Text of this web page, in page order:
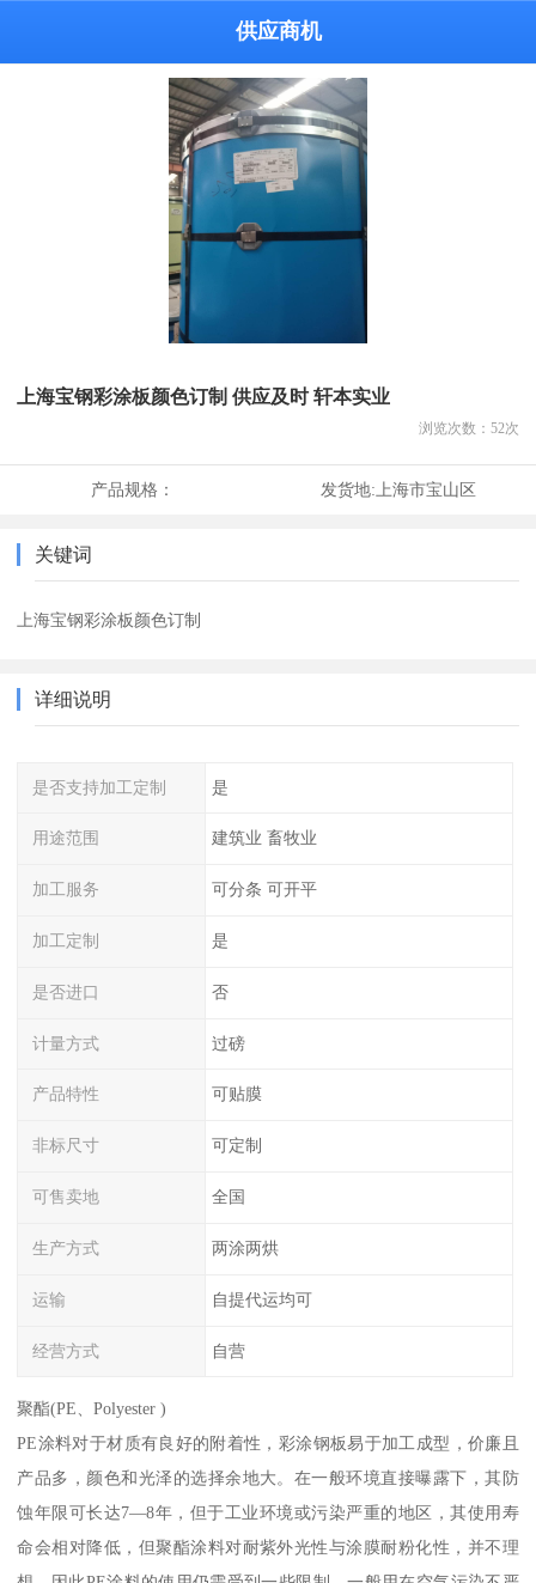
供应商机
上海宝钢彩涂板颜色订制 供应及时 轩本实业
浏览次数： 52次
产品规格： 发货地:上海市宝山区
关键词
上海宝钢彩涂板颜色订制
详细说明
是否支持加工定制 是
用途范围 建筑业 畜牧业
加工服务 可分条 可开平
加工定制 是
是否进口 否
计量方式 过磅
产品特性 可贴膜
非标尺寸 可定制
可售卖地 全国
生产方式 两涂两烘
运输 自提代运均可
经营方式 自营
聚酯(PE、Polyester )
PE涂料对于材质有良好的附着性，彩涂钢板易于加工成型，价廉且
产品多，颜色和光泽的选择余地大。在一般环境直接曝露下，其防
蚀年限可长达7—8年，但于工业环境或污染严重的地区，其使用寿
命会相对降低，但聚酯涂料对耐紫外光性与涂膜耐粉化性，并不理